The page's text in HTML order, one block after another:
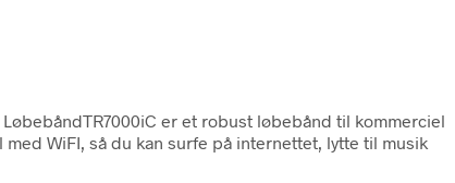
LøbebåndTR7000iC er et robust løbebånd til kommerciel
WiFI, så du kan surfe på internettet, lytte til musik